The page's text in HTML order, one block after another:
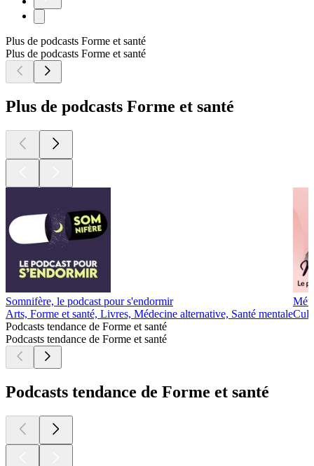
Plus de podcasts Forme et santé
Plus de podcasts Forme et santé
Plus de podcasts Forme et santé
Somnifère, le podcast pour s'endormir
Arts, Forme et santé, Livres, Médecine alternative, Santé mentale
Podcasts tendance de Forme et santé
Podcasts tendance de Forme et santé
Podcasts tendance de Forme et santé